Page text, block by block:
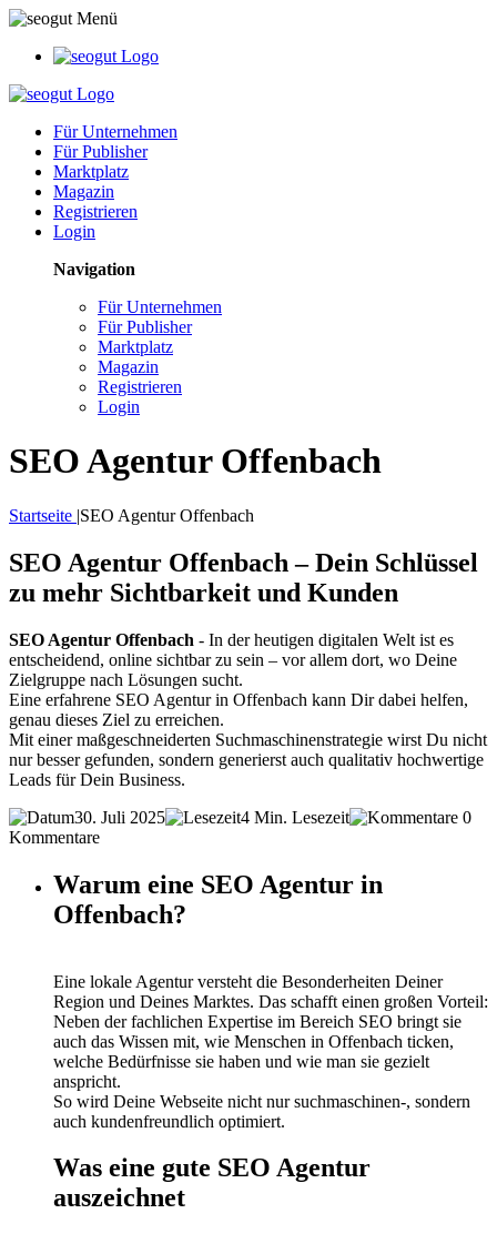
Für Unternehmen
Für Publisher
Marktplatz
Magazin
Registrieren
Login
Navigation
Für Unternehmen
Für Publisher
Marktplatz
Magazin
Registrieren
Login
SEO Agentur Offenbach
Startseite |SEO Agentur Offenbach
SEO Agentur Offenbach – Dein Schlüssel
zu mehr Sichtbarkeit und Kunden
SEO Agentur Offenbach - In der heutigen digitalen Welt ist es
entscheidend, online sichtbar zu sein – vor allem dort, wo Deine
Zielgruppe nach Lösungen sucht.
Eine erfahrene SEO Agentur in Offenbach kann Dir dabei helfen,
genau dieses Ziel zu erreichen.
Mit einer maßgeschneiderten Suchmaschinenstrategie wirst Du nicht
nur besser gefunden, sondern generierst auch qualitativ hochwertige
Leads für Dein Business.
30. Juli 2025
4 Min. Lesezeit
0
Kommentare
Warum eine SEO Agentur in
Offenbach?
Eine lokale Agentur versteht die Besonderheiten Deiner
Region und Deines Marktes. Das schafft einen großen Vorteil:
Neben der fachlichen Expertise im Bereich SEO bringt sie
auch das Wissen mit, wie Menschen in Offenbach ticken,
welche Bedürfnisse sie haben und wie man sie gezielt
anspricht.
So wird Deine Webseite nicht nur suchmaschinen-, sondern
auch kundenfreundlich optimiert.
Was eine gute SEO Agentur
auszeichnet